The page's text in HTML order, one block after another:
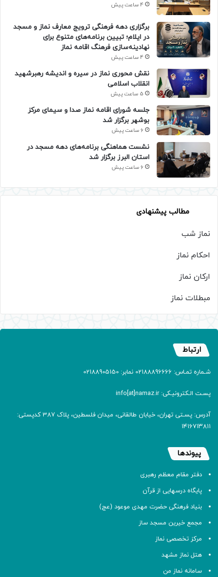
4 ساعت پیش
برگزاری دهه فرهنگی ترویج معارف نماز و مسجد
در ایلام؛ تبیین برنامه‌های متنوع برای
نهادینه‌سازی فرهنگ اقامه نماز
4 ساعت پیش
نقش محوری نماز در سیره و اندیشه رهبرشهید
انقلاب اسلامی
5 ساعت پیش
جلسه شورای اقامه نماز صدا و سیمای مرکز
بوشهر برگزار شد
6 ساعت پیش
نشست هماهنگی برنامه‌های دهه مسجد در
استان البرز برگزار شد
6 ساعت پیش
مطالب پیشنهادی
نماز شب
احکام نماز
ارکان نماز
مبطلات نماز
ارتباط
شـماره تمـاس: 02188896666 نمابر: 02188905150
پسـت الـکترونیـکی: info[at]namaz.ir
آدرس: پسـتی تهران، خیابان طالقانی، میدان فلسطین، پلاک 387 کدپستی:
۱۴۱۶۷۱۳۸۱۱
پیوندها
دفتر مقام معظم رهبری
پایگاه درسهایی از قرآن
بنیاد فرهنگی حضرت مهدی موعود (عج)
مجمع خیرین مسجد ساز
مرکز تخصصی نماز
هتل نماز مشهد
سامانه نماز من